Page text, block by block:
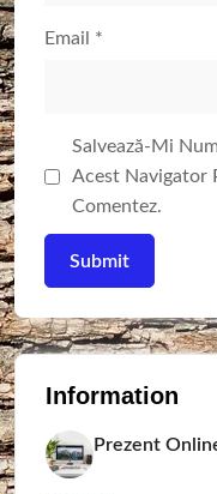
Email *
Salvează-Mi
Acest Navigator
Comentez.
Information
Prezent